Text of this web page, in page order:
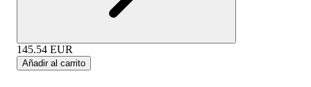
145.54 EUR
Añadir al carrito